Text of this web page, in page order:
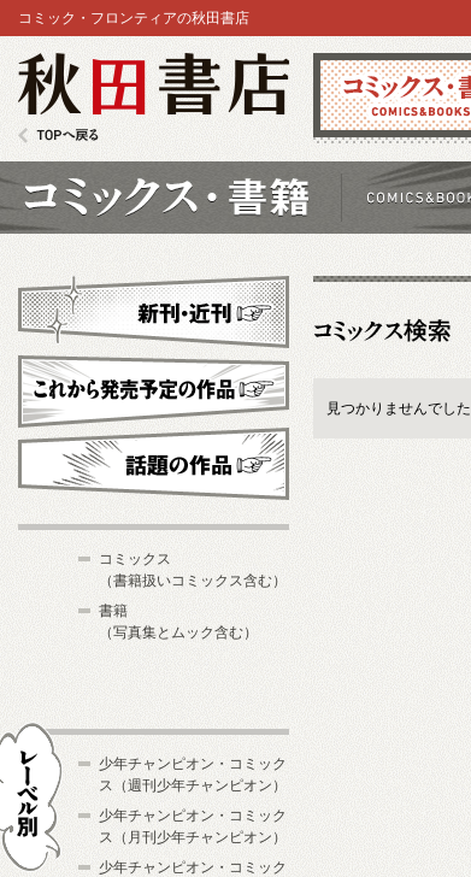
コミックス
コミック・フロンティアの秋田書店
見つかりませんでした
新刊・近刊
これから発売予定
コミックス
（書籍扱いコミックス含む）
書籍
（写真集とムック含む）
少年チャンピオン・コミック
ス（週刊少年チャンピオン）
少年チャンピオン・コミック
ス（月刊少年チャンピオン）
少年チャンピオン・コミック